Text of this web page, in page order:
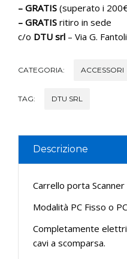
– GRATIS (superato i
– GRATIS ritiro in sede
c/o DTU srl – Via G.
CATEGORIA: ACCESSORI
TAG: DTU SRL
Descrizione
Carrello porta Scanner
Modalità PC Fisso o
Completamente
cavi a scomparsa.